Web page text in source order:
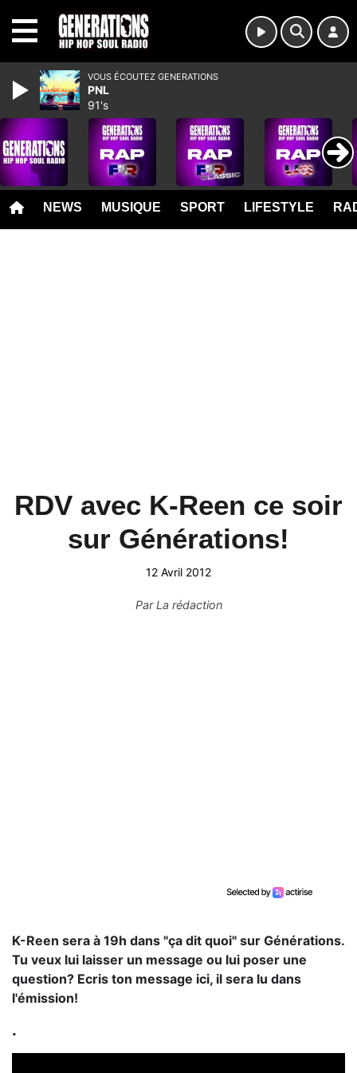
NEWS MUSIQUE SPORT LIFESTYLE
RDV avec K-Reen ce soir
sur Générations!
12 Avril 2012
ParLa rédaction
K-Reen sera à 19h dans "ça dit quoi" sur Générations.
Tu veux lui laisser un message ou lui poser une
question? Ecris ton message ici, il sera lu dans
l'émission!
.
VOUS ÉCOUTEZ GENERATIONS
PNL
91's